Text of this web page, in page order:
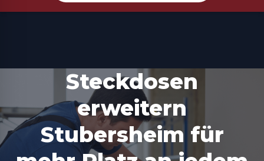
Steckdosen
erweitern
Stubersheim für